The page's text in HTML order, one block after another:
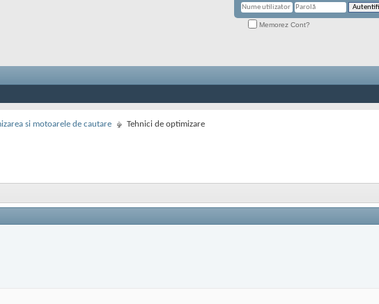
Memorez Cont?
si motoarele de cautare Tehnici de optimizare